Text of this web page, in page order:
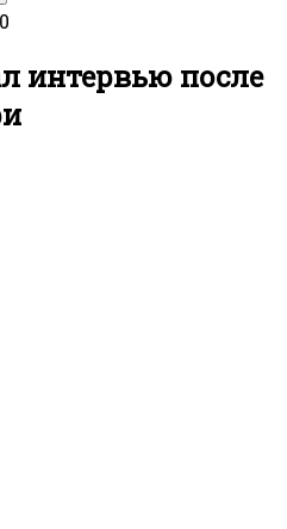
0
интервью после